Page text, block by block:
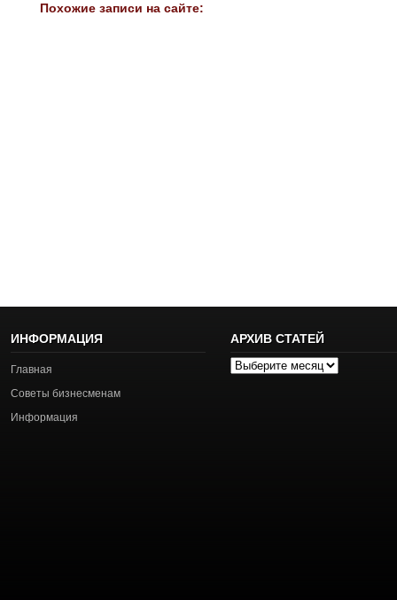
Похожие записи на сайте:
ИНФОРМАЦИЯ
Главная
Советы бизнесменам
Информация
АРХИВ СТАТЕЙ
Архив